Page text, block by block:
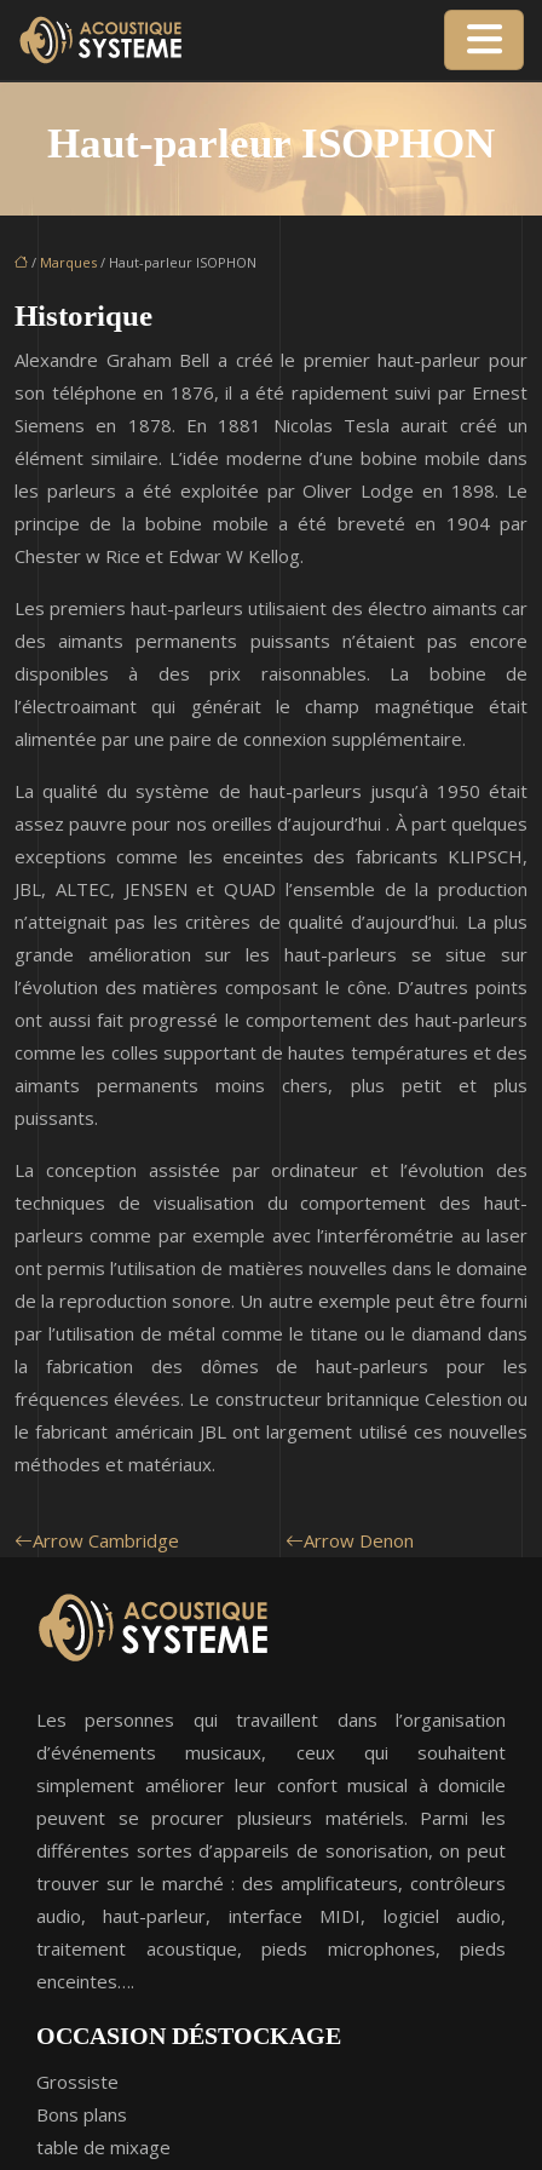
Haut-parleur ISOPHON
/ Marques / Haut-parleur ISOPHON
Historique
Alexandre Graham Bell a créé le premier haut-parleur pour
son téléphone en 1876, il a été rapidement suivi par Ernest
Siemens en 1878. En 1881 Nicolas Tesla aurait créé un
élément similaire. L’idée moderne d’une bobine mobile dans
les parleurs a été exploitée par Oliver Lodge en 1898. Le
principe de la bobine mobile a été breveté en 1904 par
Chester w Rice et Edwar W Kellog.
Les premiers haut-parleurs utilisaient des électro aimants car
des aimants permanents puissants n’étaient pas encore
disponibles à des prix raisonnables. La bobine de
l’électroaimant qui générait le champ magnétique était
alimentée par une paire de connexion supplémentaire.
La qualité du système de haut-parleurs jusqu’à 1950 était
assez pauvre pour nos oreilles d’aujourd’hui . À part quelques
exceptions comme les enceintes des fabricants KLIPSCH,
JBL, ALTEC, JENSEN et QUAD l’ensemble de la production
n’atteignait pas les critères de qualité d’aujourd’hui. La plus
grande amélioration sur les haut-parleurs se situe sur
l’évolution des matières composant le cône. D’autres points
ont aussi fait progressé le comportement des haut-parleurs
comme les colles supportant de hautes températures et des
aimants permanents moins chers, plus petit et plus
puissants.
La conception assistée par ordinateur et l’évolution des
techniques de visualisation du comportement des haut-
parleurs comme par exemple avec l’interférométrie au laser
ont permis l’utilisation de matières nouvelles dans le domaine
de la reproduction sonore. Un autre exemple peut être fourni
par l’utilisation de métal comme le titane ou le diamand dans
la fabrication des dômes de haut-parleurs pour les
fréquences élevées. Le constructeur britannique Celestion ou
le fabricant américain JBL ont largement utilisé ces nouvelles
méthodes et matériaux.
Arrow Cambridge Arrow Denon
Les personnes qui travaillent dans l’organisation
d’événements musicaux, ceux qui souhaitent
simplement améliorer leur confort musical à domicile
peuvent se procurer plusieurs matériels. Parmi les
différentes sortes d’appareils de sonorisation, on peut
trouver sur le marché : des amplificateurs, contrôleurs
audio, haut-parleur, interface MIDI, logiciel audio,
traitement acoustique, pieds microphones, pieds
enceintes….
OCCASION DÉSTOCKAGE
Grossiste
Bons plans
table de mixage